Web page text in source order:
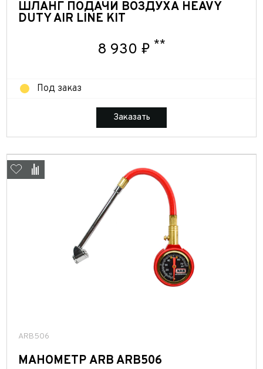
ШЛАНГ ПОДАЧИ ВОЗДУХА HEAVY
DUTY AIR LINE KIT
8 930 ₽ **
Под заказ
Заказать
ARB506
МАНОМЕТР ARB ARB506